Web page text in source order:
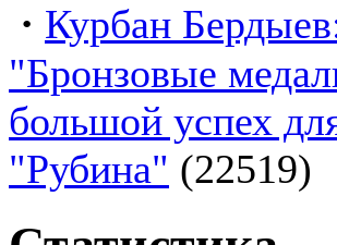
· Курбан
"Бронзовые
большой успех
"Рубина" (22519)